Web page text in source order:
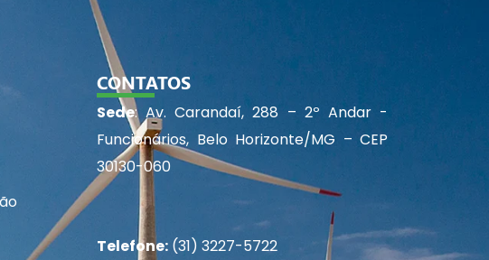
CONTATOS
Sede: Av. Carandaí, 288 – 2º Andar -
Funcionários, Belo Horizonte/MG – CEP
30130-060
Telefone: (31) 3227-5722